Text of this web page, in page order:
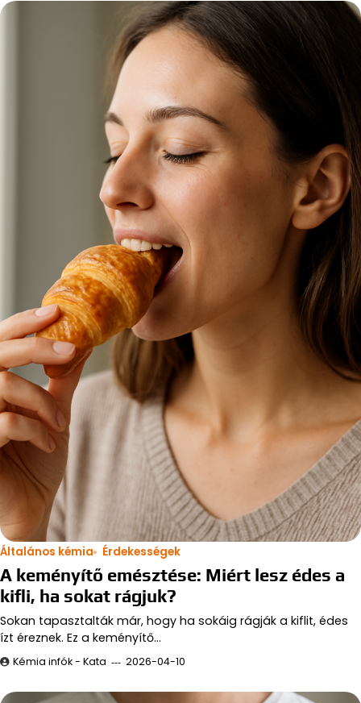
Általános kémia Érdekességek
A keményítő emésztése: Miért lesz édes a
kifli, ha sokat rágjuk?
Sokan tapasztalták már, hogy ha sokáig rágják a kiflit, édes
ízt éreznek. Ez a keményítő…
Kémia infók - Kata 2026-04-10